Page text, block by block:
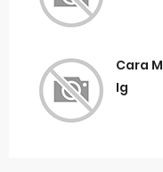
Cara
Ig